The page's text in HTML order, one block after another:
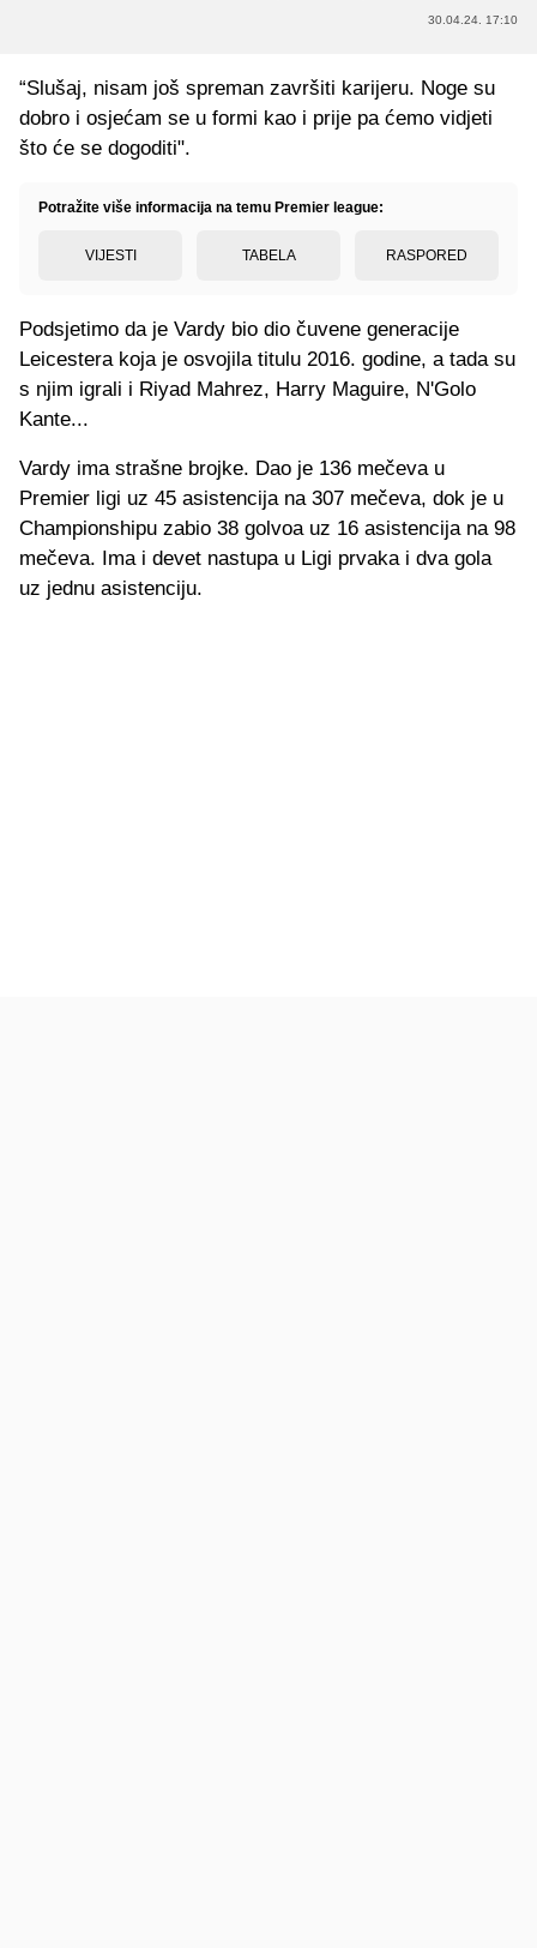
30.04.24. 17:10
“Slušaj, nisam još spreman završiti karijeru. Noge su
dobro i osjećam se u formi kao i prije pa ćemo vidjeti
što će se dogoditi".
Potražite više informacija na temu Premier league:
VIJESTI TABELA RASPORED
Podsjetimo da je Vardy bio dio čuvene generacije
Leicestera koja je osvojila titulu 2016. godine, a tada su
s njim igrali i Riyad Mahrez, Harry Maguire, N'Golo
Kante...
Vardy ima strašne brojke. Dao je 136 mečeva u
Premier ligi uz 45 asistencija na 307 mečeva, dok je u
Championshipu zabio 38 golvoa uz 16 asistencija na 98
mečeva. Ima i devet nastupa u Ligi prvaka i dva gola
uz jednu asistenciju.